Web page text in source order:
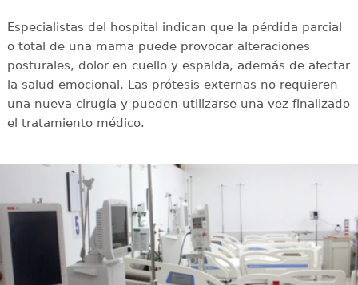
Especialistas del hospital indican que la pérdida parcial
o total de una mama puede provocar alteraciones
posturales, dolor en cuello y espalda, además de afectar
la salud emocional. Las prótesis externas no requieren
una nueva cirugía y pueden utilizarse una vez finalizado
el tratamiento médico.